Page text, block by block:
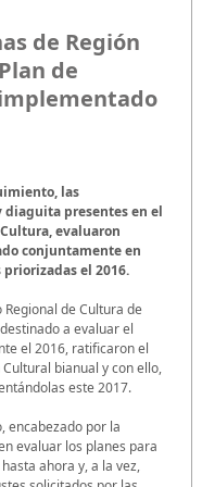
de Región
de
las
diaguita presentes en el
evaluaron
conjuntamente en
el 2016.
de Cultura de
a evaluar el
el 2016, ratificaron el
bianual y con ello,
este 2017.
encabezado por la
evaluar los planes para
ahora y, a la vez,